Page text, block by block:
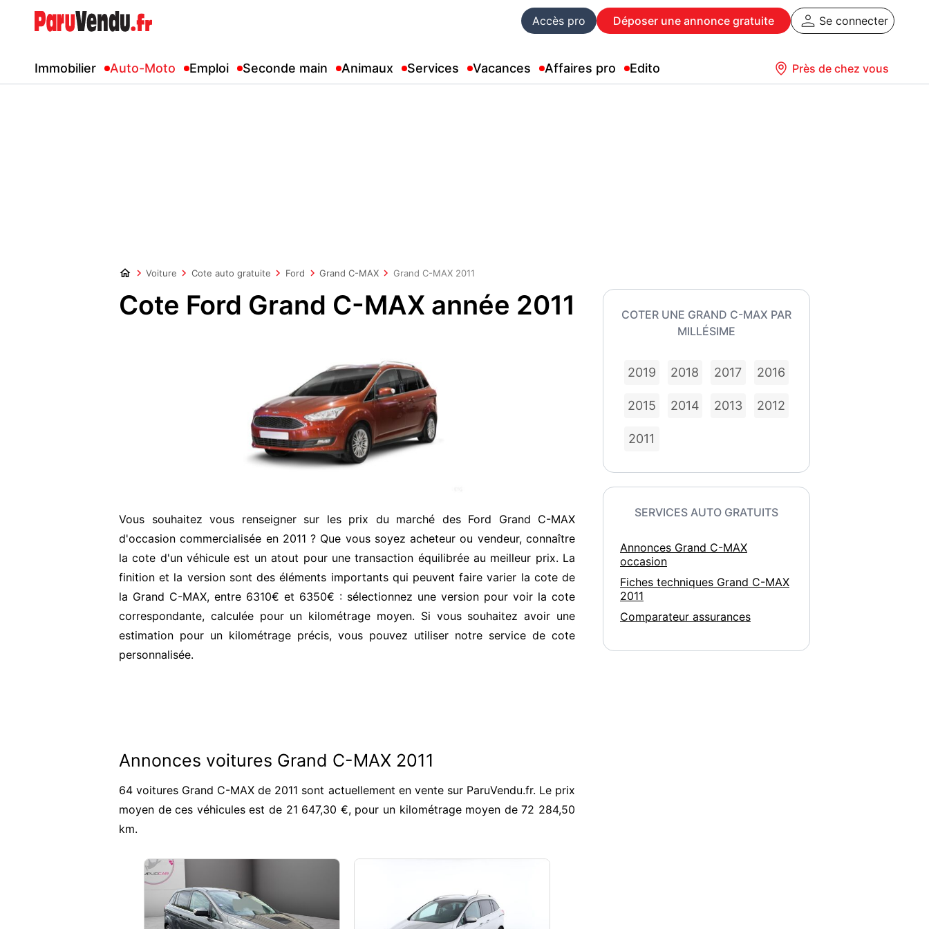
Accès pro Déposer une annonce gratuite Se connecter
Immobilier Auto-Moto Emploi Seconde main Animaux Services Vacances Affaires pro Edito Près de chez vous
Voiture Cote auto gratuite Ford Grand C-MAX Grand C-MAX 2011
Cote Ford Grand C-MAX année 2011
Vous souhaitez vous renseigner sur les prix du marché des Ford Grand C-MAX
d'occasion commercialisée en 2011 ? Que vous soyez acheteur ou vendeur, connaître
la cote d'un véhicule est un atout pour une transaction équilibrée au meilleur prix. La
finition et la version sont des éléments importants qui peuvent faire varier la cote de
la Grand C-MAX, entre 6310€ et 6350€ : sélectionnez une version pour voir la cote
correspondante, calculée pour un kilométrage moyen. Si vous souhaitez avoir une
estimation pour un kilométrage précis, vous pouvez utiliser notre service de cote
personnalisée.
Annonces voitures Grand C-MAX 2011
64 voitures Grand C-MAX de 2011 sont actuellement en vente sur ParuVendu.fr. Le prix
moyen de ces véhicules est de 21 647,30 €, pour un kilométrage moyen de 72 284,50
km.
COTER UNE GRAND C-MAX PAR
MILLÉSIME
2019 2018 2017 2016
2015 2014 2013 2012
2011
SERVICES AUTO GRATUITS
Annonces Grand C-MAX
occasion
Fiches techniques Grand C-MAX
2011
Comparateur assurances